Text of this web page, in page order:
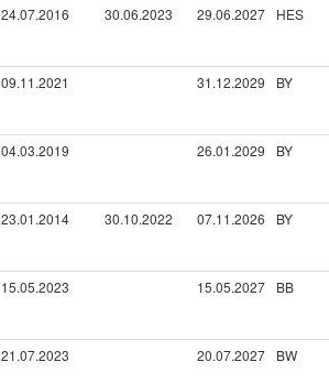
24.07.2016 30.06.2023 29.06.2027 HES
09.11.2021 31.12.2029 BY
04.03.2019 26.01.2029 BY
23.01.2014 30.10.2022 07.11.2026 BY
15.05.2023 15.05.2027 BB
21.07.2023 20.07.2027 BW